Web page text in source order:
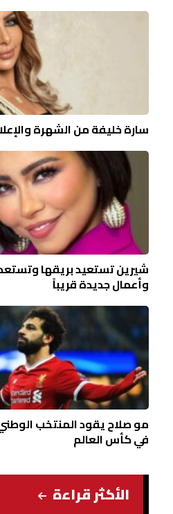
سارة خليفة من الشهرة
شيرين تستعيد بريقها
وأعمال جديدة قريباً
مو صلاح يقود المنتخب
في كأس العالم
الأكثر قراءة